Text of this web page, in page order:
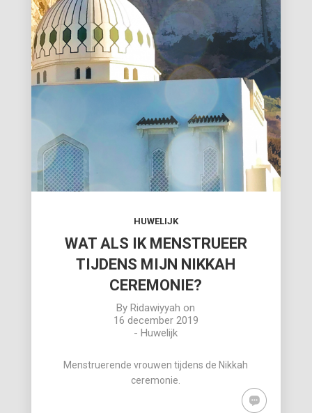
HUWELIJK
WAT ALS IK MENSTRUEER
TIJDENS MIJN NIKKAH
CEREMONIE?
ByRidawiyyah on
16 december 2019
-Huwelijk
Menstruerende vrouwen tijdens de Nikkah
ceremonie.